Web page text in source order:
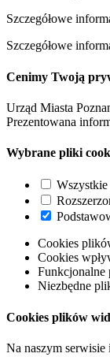
Szczegółowe
Szczegółowe
Cenimy Twoją
Urząd Miasta
Prezentowana
Wybrane pliki
Wszystkie
Cookies
Cookies
Funkcjonalne
Niezbędne
Cookies plików
Na naszym